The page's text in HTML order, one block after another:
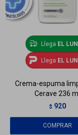
Llega EL
Llega EL
Crema-espuma
Cerave 236 ml
$ 920